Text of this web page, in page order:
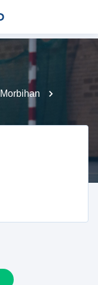
Morbihan